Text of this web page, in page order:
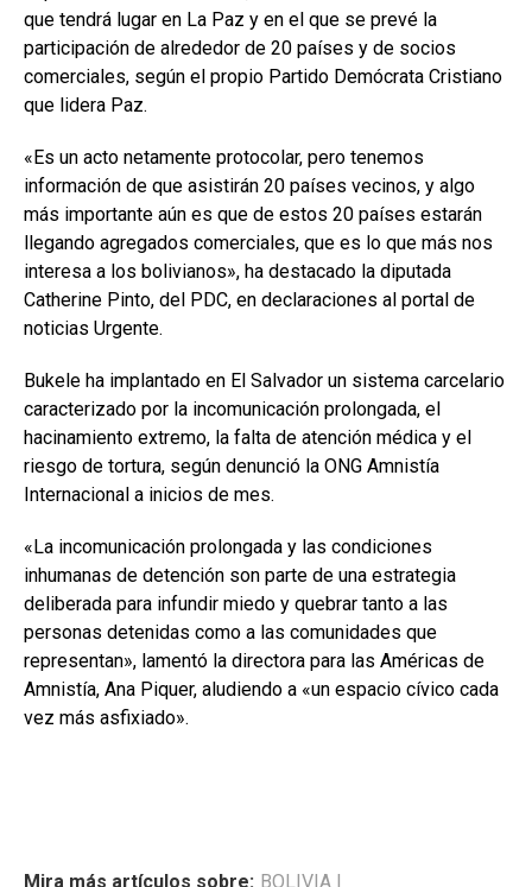
que tendrá lugar en La Paz y en el que se prevé la
participación de alrededor de 20 países y de socios
comerciales, según el propio Partido Demócrata Cristiano
que lidera Paz.
«Es un acto netamente protocolar, pero tenemos
información de que asistirán 20 países vecinos, y algo
más importante aún es que de estos 20 países estarán
llegando agregados comerciales, que es lo que más nos
interesa a los bolivianos», ha destacado la diputada
Catherine Pinto, del PDC, en declaraciones al portal de
noticias Urgente.
Bukele ha implantado en El Salvador un sistema carcelario
caracterizado por la incomunicación prolongada, el
hacinamiento extremo, la falta de atención médica y el
riesgo de tortura, según denunció la ONG Amnistía
Internacional a inicios de mes.
«La incomunicación prolongada y las condiciones
inhumanas de detención son parte de una estrategia
deliberada para infundir miedo y quebrar tanto a las
personas detenidas como a las comunidades que
representan», lamentó la directora para las Américas de
Amnistía, Ana Piquer, aludiendo a «un espacio cívico cada
vez más asfixiado».
Mira más artículos sobre: BOLIVIA